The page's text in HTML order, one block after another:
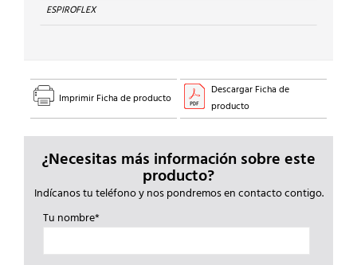
ESPIROFLEX
Imprimir Ficha de producto
Descargar Ficha de
producto
¿Necesitas más información sobre este
producto?
Indícanos tu teléfono y nos pondremos en contacto contigo.
Tu nombre*